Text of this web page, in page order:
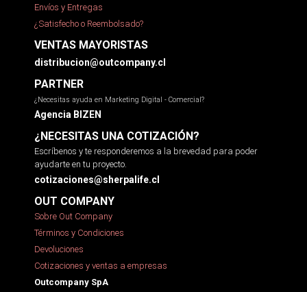
Envíos y Entregas
¿Satisfecho o Reembolsado?
VENTAS MAYORISTAS
distribucion@outcompany.cl
PARTNER
¿Necesitas ayuda en Marketing Digital - Comercial?
Agencia BIZEN
¿NECESITAS UNA COTIZACIÓN?
Escríbenos y te responderemos a la brevedad para poder
ayudarte en tu proyecto.
cotizaciones@sherpalife.cl
OUT COMPANY
Sobre Out Company
Términos y Condiciones
Devoluciones
Cotizaciones y ventas a empresas
Outcompany SpA